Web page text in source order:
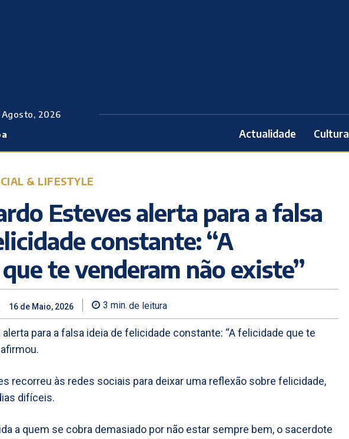
2026
Actualidade Cultura
& LIFESTYLE
Esteves alerta para a falsa
constante: “A
te venderam não existe”
16 de Maio, 2026 3 min. de leitura
para a falsa ideia de felicidade constante: “A felicidade que te
recorreu às redes sociais para deixar uma reflexão sobre felicidade,
difíceis.
a quem se cobra demasiado por não estar sempre bem, o sacerdote